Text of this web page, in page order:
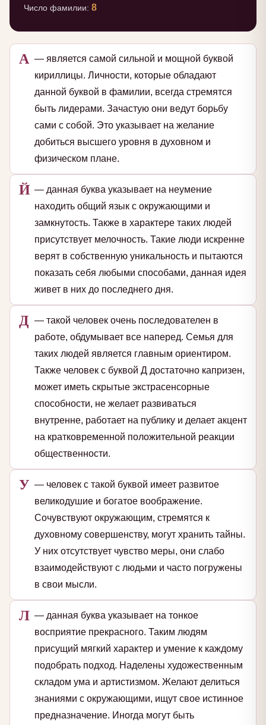
Число фамилии: 8
А — является самой сильной и мощной буквой
кириллицы. Личности, которые обладают
данной буквой в фамилии, всегда стремятся
быть лидерами. Зачастую они ведут борьбу
сами с собой. Это указывает на желание
добиться высшего уровня в духовном и
физическом плане.
Й — данная буква указывает на неумение
находить общий язык с окружающими и
замкнутость. Также в характере таких людей
присутствует мелочность. Такие люди искренне
верят в собственную уникальность и пытаются
показать себя любыми способами, данная идея
живет в них до последнего дня.
Д — такой человек очень последователен в
работе, обдумывает все наперед. Семья для
таких людей является главным ориентиром.
Также человек с буквой Д достаточно капризен,
может иметь скрытые экстрасенсорные
способности, не желает развиваться
внутренне, работает на публику и делает акцент
на кратковременной положительной реакции
общественности.
У — человек с такой буквой имеет развитое
великодушие и богатое воображение.
Сочувствуют окружающим, стремятся к
духовному совершенству, могут хранить тайны.
У них отсутствует чувство меры, они слабо
взаимодействуют с людьми и часто погружены
в свои мысли.
Л — данная буква указывает на тонкое
восприятие прекрасного. Таким людям
присущий мягкий характер и умение к каждому
подобрать подход. Наделены художественным
складом ума и артистизмом. Желают делиться
знаниями с окружающими, ищут свое истинное
предназначение. Иногда могут быть